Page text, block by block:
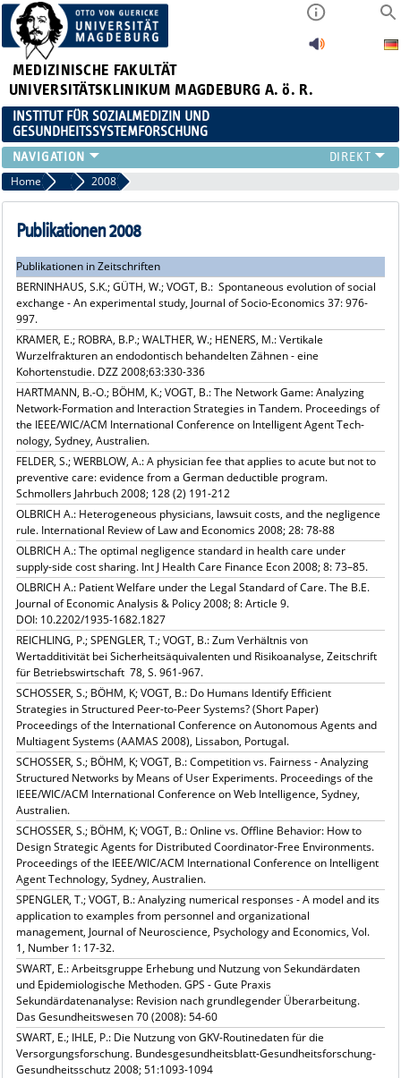
MEDIZINISCHE FAKULTÄT
UNIVERSITÄTSKLINIKUM MAGDEBURG A. ö. R.
INSTITUT FÜR SOZIALMEDIZIN UND
GESUNDHEITSSYSTEMFORSCHUNG
LEHRE
UNSER INSTITUT
TEAM
PUBLIKATIONEN
STELLENANGEBOTE
QUALIFIKATIONSARBEITEN
Home Publikationsarchiv
2008
Publikationen 2008
Publikationen in Zeitschriften
BERNINHAUS, S.K.; GÜTH, W.; VOGT, B.: Spontaneous evolution of social
exchange - An experimental study, Journal of Socio-Economics 37: 976-
997.
KRAMER, E.; ROBRA, B.P.; WALTHER, W.; HENERS, M.: Vertikale
Wurzelfrakturen an endodontisch behandelten Zähnen - eine
Kohortenstudie. DZZ 2008;63:330-336
HARTMANN, B.-O.; BÖHM, K.; VOGT, B.: The Network Game: Analyzing
Network-Formation and Interaction Strategies in Tan­dem. Proceedings of
the IEEE/WIC/ACM International Conference on Intelligent Agent Tech­
nology, Sydney, Australien.
FELDER, S.; WERBLOW, A.: A physician fee that applies to acute but not to
preventive care: evidence from a German deductible program.
Schmollers Jahrbuch 2008; 128 (2) 191-212
OLBRICH A.: Heterogeneous physicians, lawsuit costs, and the negligence
rule. International Review of Law and Economics 2008; 28: 78-88
OLBRICH A.: The optimal negligence standard in health care under
supply-side cost sharing. Int J Health Care Finance Econ 2008; 8: 73–85.
OLBRICH A.: Patient Welfare under the Legal Standard of Care. The B.E.
Journal of Economic Analysis & Policy 2008; 8: Article 9.
DOI: 10.2202/1935-1682.1827
REICHLING, P.; SPENGLER, T.; VOGT, B.: Zum Verhältnis von
Wertadditivität bei Sicherheitsäquivalenten und Risikoanalyse, Zeitschrift
für Betriebswirtschaft 78, S. 961-967.
SCHOSSER, S.; BÖHM, K; VOGT, B.: Do Humans Identify Effi­cient
Strategies in Structured Peer-to-Peer Systems? (Short Paper)
Proceedings of the In­terna­tional Conference on Autonomous Agents and
Multi­agent Sys­tems (AAMAS 2008), Lissabon, Portugal.
SCHOSSER, S.; BÖHM, K; VOGT, B.: Competition vs. Fairness - Analyzing
Structured Networks by Means of User Experiments. Proceedings of the
IEEE/WIC/ACM International Conference on Web Intelligence, Syd­ney,
Australien.
SCHOSSER, S.; BÖHM, K; VOGT, B.: Online vs. Offline Be­havior: How to
Design Strategic Agents for Distributed Coordinator-Free Environments.
Proceedings of the IEEE/WIC/ACM International Conference on Intelligent
Agent Technology, Sydney, Australien.
SPENGLER, T.; VOGT, B.: Analyzing numerical responses - A model and its
application to examples from personnel and organizational
management, Journal of Neuroscience, Psychology and Economics, Vol.
1, Number 1: 17-32.
SWART, E.: Arbeitsgruppe Erhebung und Nutzung von Sekundärdaten
und Epidemiologische Methoden. GPS - Gute Praxis
Sekundärdatenanalyse: Revision nach grundlegender Überarbeitung.
Das Gesundheitswesen 70 (2008): 54-60
SWART, E.; IHLE, P.: Die Nutzung von GKV-Routinedaten für die
Versorgungsforschung. Bundesgesundheitsblatt-Gesundheitsforschung-
Gesundheitsschutz 2008; 51:1093-1094